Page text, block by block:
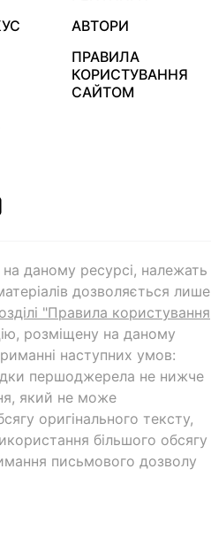
АВТОРИ
ПРАВИЛА
КОРИСТУВАННЯ
САЙТОМ
на даному ресурсі, належать
дозволяється лише
"Правила користування
розміщену на даному
наступних умов:
першоджерела не нижче
який не може
оригінального тексту,
більшого обсягу
письмового дозволу